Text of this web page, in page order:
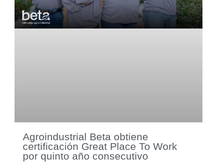
Agroindustrial Beta obtiene
certificación Great Place To Work
por quinto año consecutivo